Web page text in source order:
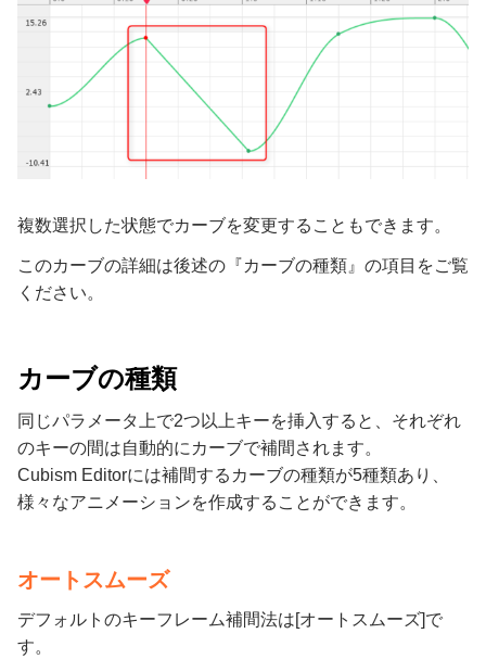
複数選択した状態でカーブを変更することもできます。
このカーブの詳細は後述の『カーブの種類』の項目をご覧
ください。
カーブの種類
同じパラメータ上で2つ以上キーを挿入すると、それぞれ
のキーの間は自動的にカーブで補間されます。
Cubism Editorには補間するカーブの種類が5種類あり、
様々なアニメーションを作成することができます。
オートスムーズ
デフォルトのキーフレーム補間法は[オートスムーズ]で
す。